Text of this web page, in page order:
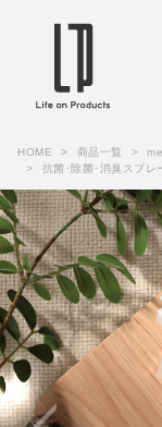
HOME 商品一覧
抗菌･除菌･消臭スプ